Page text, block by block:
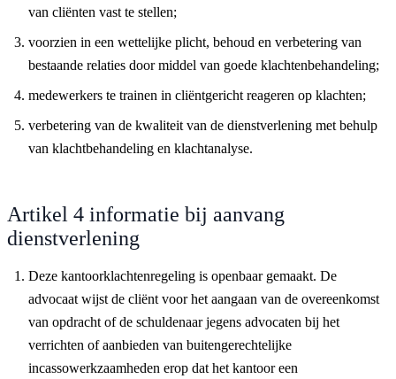
van cliënten vast te stellen;
voorzien in een wettelijke plicht, behoud en verbetering van
bestaande relaties door middel van goede klachtenbehandeling;
medewerkers te trainen in cliëntgericht reageren op klachten;
verbetering van de kwaliteit van de dienstverlening met behulp
van klachtbehandeling en klachtanalyse.
Artikel 4 informatie bij aanvang
dienstverlening
Deze kantoorklachtenregeling is openbaar gemaakt. De
advocaat wijst de cliënt voor het aangaan van de overeenkomst
van opdracht of de schuldenaar jegens advocaten bij het
verrichten of aanbieden van buitengerechtelijke
incassowerkzaamheden erop dat het kantoor een